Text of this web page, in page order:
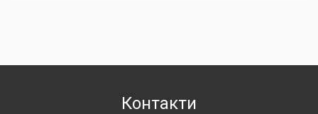
Контакти